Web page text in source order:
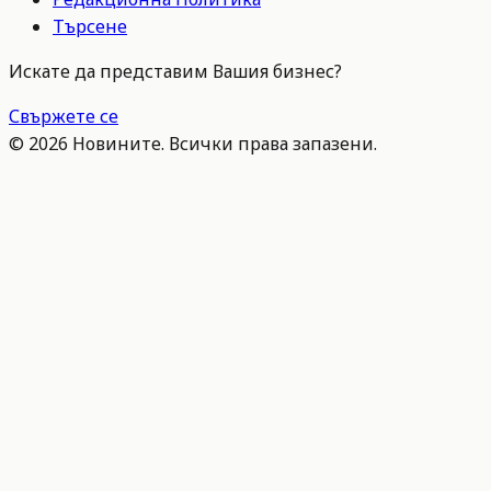
Търсене
Искате да представим Вашия бизнес?
Свържете се
© 2026 Новините. Всички права запазени.